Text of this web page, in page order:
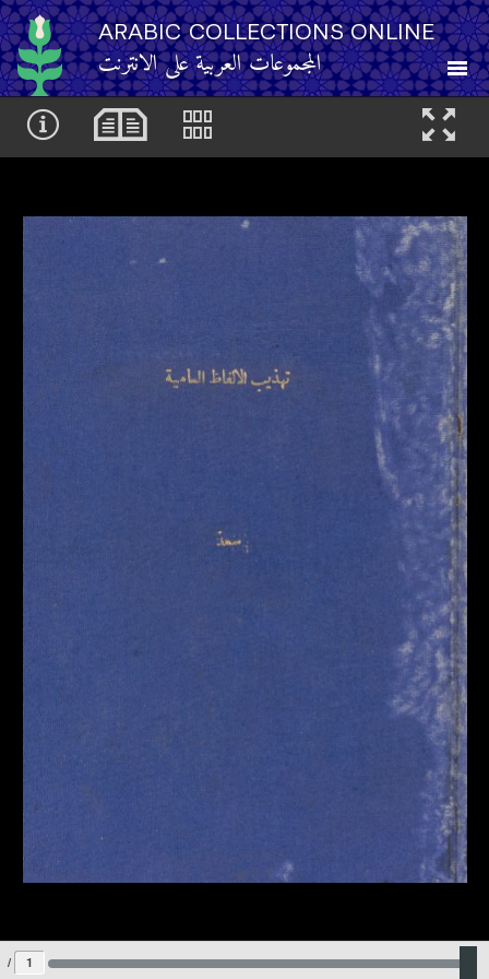
ARABIC COLLECTIONS ONLINE
المجموعات العربية على الانترنت
About
Browse
Browse by Category
Search